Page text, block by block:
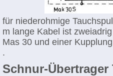
für niederohmige
m lange Kabel ist
Mas 30 und einer
.
Schnur-Übertrager